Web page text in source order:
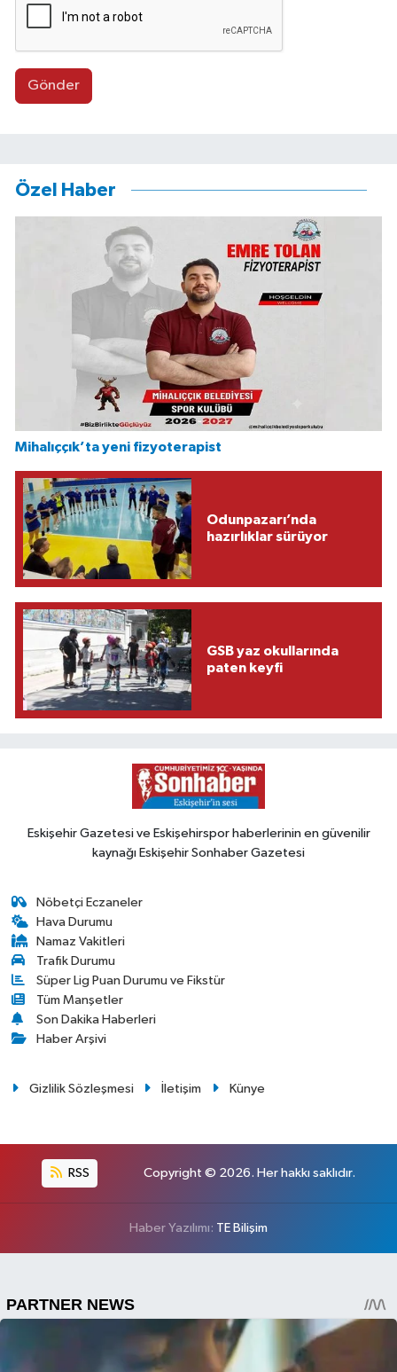
Gönder
Özel Haber
Mihalıççık’ta yeni fizyoterapist
Odunpazarı’nda
hazırlıklar sürüyor
GSB yaz okullarında
paten keyfi
Eskişehir Gazetesi ve Eskişehirspor haberlerinin en güvenilir
kaynağı Eskişehir Sonhaber Gazetesi
Nöbetçi Eczaneler
Hava Durumu
Namaz Vakitleri
Trafik Durumu
Süper Lig Puan Durumu ve Fikstür
Tüm Manşetler
Son Dakika Haberleri
Haber Arşivi
Gizlilik Sözleşmesi İletişim Künye
RSS Copyright © 2026. Her hakkı saklıdır.
Haber Yazılımı: TE Bilişim